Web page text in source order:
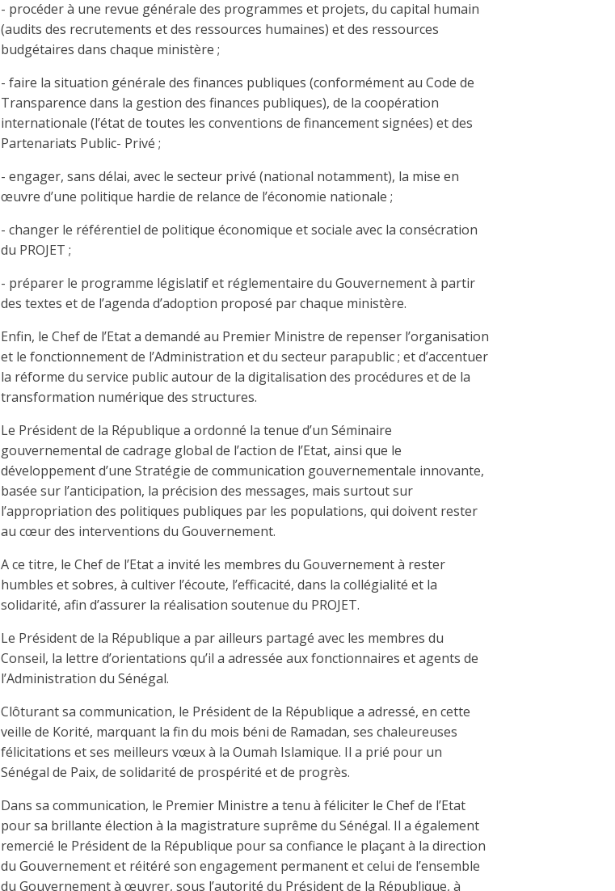
- procéder à une revue générale des programmes et projets, du capital humain
(audits des recrutements et des ressources humaines) et des ressources
budgétaires dans chaque ministère ;
- faire la situation générale des finances publiques (conformément au Code de
Transparence dans la gestion des finances publiques), de la coopération
internationale (l’état de toutes les conventions de financement signées) et des
Partenariats Public- Privé ;
- engager, sans délai, avec le secteur privé (national notamment), la mise en
œuvre d’une politique hardie de relance de l’économie nationale ;
- changer le référentiel de politique économique et sociale avec la consécration
du PROJET ;
- préparer le programme législatif et réglementaire du Gouvernement à partir
des textes et de l’agenda d’adoption proposé par chaque ministère.
Enfin, le Chef de l’Etat a demandé au Premier Ministre de repenser l’organisation
et le fonctionnement de l’Administration et du secteur parapublic ; et d’accentuer
la réforme du service public autour de la digitalisation des procédures et de la
transformation numérique des structures.
Le Président de la République a ordonné la tenue d’un Séminaire
gouvernemental de cadrage global de l’action de l’Etat, ainsi que le
développement d’une Stratégie de communication gouvernementale innovante,
basée sur l’anticipation, la précision des messages, mais surtout sur
l’appropriation des politiques publiques par les populations, qui doivent rester
au cœur des interventions du Gouvernement.
A ce titre, le Chef de l’Etat a invité les membres du Gouvernement à rester
humbles et sobres, à cultiver l’écoute, l’efficacité, dans la collégialité et la
solidarité, afin d’assurer la réalisation soutenue du PROJET.
Le Président de la République a par ailleurs partagé avec les membres du
Conseil, la lettre d’orientations qu’il a adressée aux fonctionnaires et agents de
l’Administration du Sénégal.
Clôturant sa communication, le Président de la République a adressé, en cette
veille de Korité, marquant la fin du mois béni de Ramadan, ses chaleureuses
félicitations et ses meilleurs vœux à la Oumah Islamique. Il a prié pour un
Sénégal de Paix, de solidarité de prospérité et de progrès.
Dans sa communication, le Premier Ministre a tenu à féliciter le Chef de l’Etat
pour sa brillante élection à la magistrature suprême du Sénégal. Il a également
remercié le Président de la République pour sa confiance le plaçant à la direction
du Gouvernement et réitéré son engagement permanent et celui de l’ensemble
du Gouvernement à œuvrer, sous l’autorité du Président de la République, à